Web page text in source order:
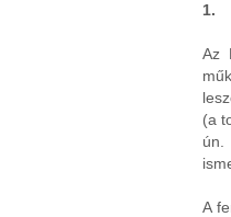
1.
Az
(a
ún.
A